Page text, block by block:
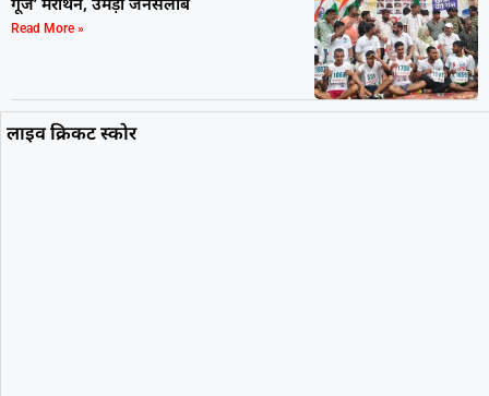
Read More »
लाइव क्रिकट स्कोर